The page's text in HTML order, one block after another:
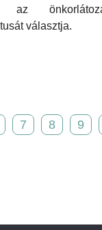
az
választja.
7 8 9